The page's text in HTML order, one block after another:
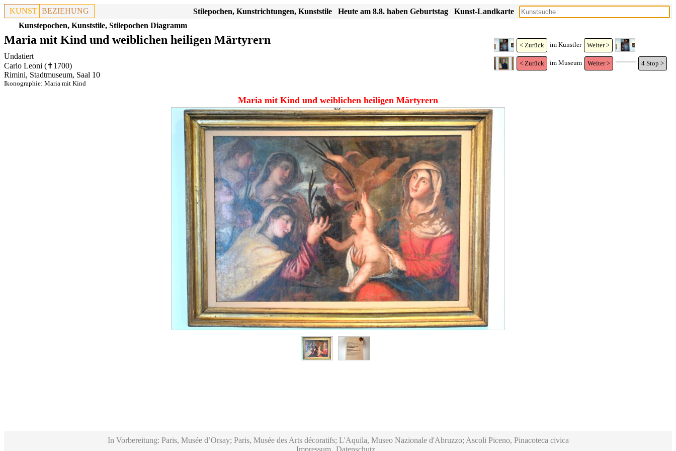
KUNST BEZIEHUNG Kunst-Landkarte
Heute am 8.8. haben Geburtstag
Stilepochen, Kunstrichtungen, Kunststile
Kunstepochen, Kunststile, Stilepochen Diagramm
< Zurück im Künstler Weiter >
< Zurück im Museum Weiter > 4 Stop >
Maria mit Kind und weiblichen heiligen Märtyrern
Undatiert
Carlo Leoni (✝1700)
Rimini, Stadtmuseum, Saal 10
Ikonographie: Maria mit Kind
Maria mit Kind und weiblichen heiligen Märtyrern
In Vorbereitung: Paris, Musée d’Orsay; Paris, Musée des Arts décoratifs; L'Aquila, Museo Nazionale d'Abruzzo; Ascoli Piceno, Pinacoteca civica